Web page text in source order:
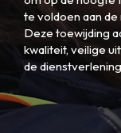
te voldoen aan
Deze toewijding
kwaliteit, veilige
de